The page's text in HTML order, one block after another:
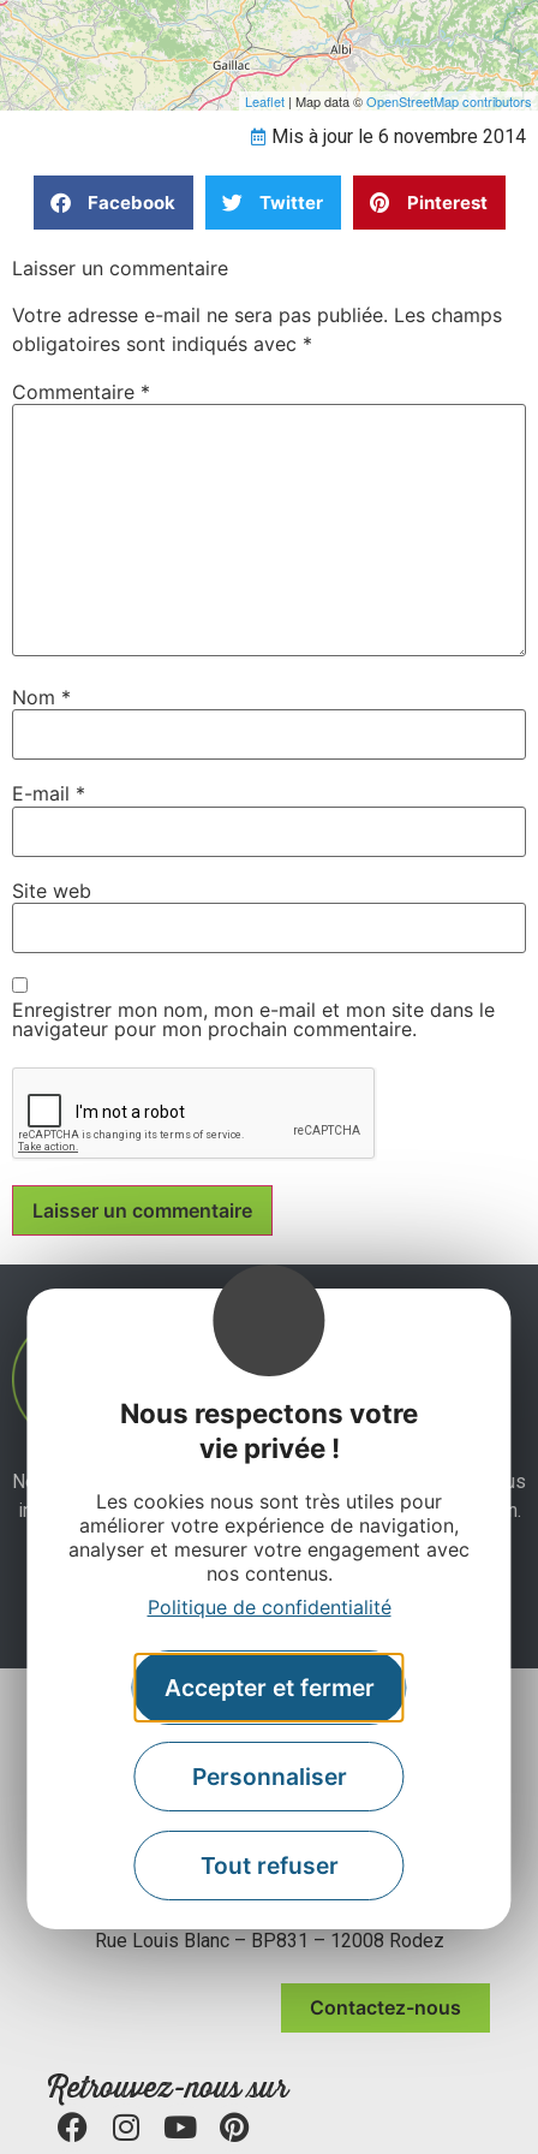
Nous respectons votre
vie privée !
Les cookies nous sont très utiles pour
améliorer votre expérience de navigation,
analyser et mesurer votre engagement avec
nos contenus.
Politique de confidentialité
Accepter et fermer
Personnaliser
Tout refuser
Leaflet | Map data ©OpenStreetMap contributors
Mis à jour le 6 novembre 2014
Facebook Twitter Pinterest
Laisser un commentaire
Votre adresse e-mail ne sera pas publiée. Les champs
obligatoires sont indiqués avec *
Commentaire *
Nom *
E-mail *
Site web
Enregistrer mon nom, mon e-mail et mon site dans le
navigateur pour mon prochain commentaire.
Ne manquez pas notre newsletter mensuelle et laissez-vous
inspirer pour profiter pleinement de votre séjour en Aveyron.
Agence Départementale de l’Attractivité et du
Rue Louis Blanc – BP831 – 12008 Rodez
Contactez-nous
Retrouvez-nous sur